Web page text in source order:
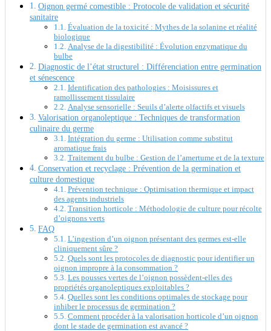
Oignon germé comestible : Protocole de validation et sécurité
sanitaire
Évaluation de la toxicité : Mythes de la solanine et réalité
biologique
Analyse de la digestibilité : Évolution enzymatique du
bulbe
Diagnostic de l’état structurel : Différenciation entre germination
et sénescence
Identification des pathologies : Moisissures et
ramollissement tissulaire
Analyse sensorielle : Seuils d’alerte olfactifs et visuels
Valorisation organoleptique : Techniques de transformation
culinaire du germe
Intégration du germe : Utilisation comme substitut
aromatique frais
Traitement du bulbe : Gestion de l’amertume et de la texture
Conservation et recyclage : Prévention de la germination et
culture domestique
Prévention technique : Optimisation thermique et impact
des agents industriels
Transition horticole : Méthodologie de culture pour récolte
d’oignons verts
FAQ
L’ingestion d’un oignon présentant des germes est-elle
cliniquement sûre ?
Quels sont les protocoles de diagnostic pour identifier un
oignon impropre à la consommation ?
Les pousses vertes de l’oignon possèdent-elles des
propriétés organoleptiques exploitables ?
Quelles sont les conditions optimales de stockage pour
inhiber le processus de germination ?
Comment procéder à la valorisation horticole d’un oignon
dont le stade de germination est avancé ?